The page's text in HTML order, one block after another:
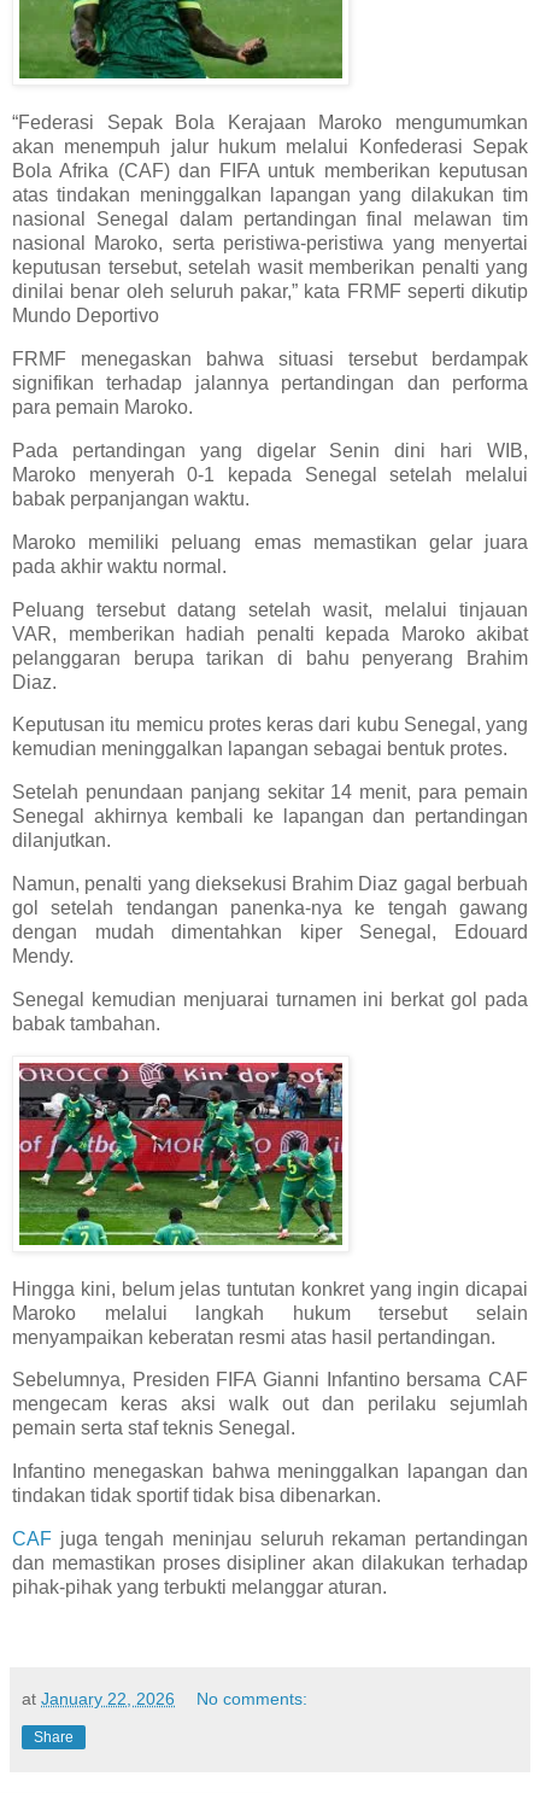
“Federasi Sepak Bola Kerajaan Maroko mengumumkan
akan menempuh jalur hukum melalui Konfederasi Sepak
Bola Afrika (CAF) dan FIFA untuk memberikan keputusan
atas tindakan meninggalkan lapangan yang dilakukan tim
nasional Senegal dalam pertandingan final melawan tim
nasional Maroko, serta peristiwa-peristiwa yang menyertai
keputusan tersebut, setelah wasit memberikan penalti yang
dinilai benar oleh seluruh pakar,” kata FRMF seperti dikutip
Mundo Deportivo
FRMF menegaskan bahwa situasi tersebut berdampak
signifikan terhadap jalannya pertandingan dan performa
para pemain Maroko.
Pada pertandingan yang digelar Senin dini hari WIB,
Maroko menyerah 0-1 kepada Senegal setelah melalui
babak perpanjangan waktu.
Maroko memiliki peluang emas memastikan gelar juara
pada akhir waktu normal.
Peluang tersebut datang setelah wasit, melalui tinjauan
VAR, memberikan hadiah penalti kepada Maroko akibat
pelanggaran berupa tarikan di bahu penyerang Brahim
Diaz.
Keputusan itu memicu protes keras dari kubu Senegal, yang
kemudian meninggalkan lapangan sebagai bentuk protes.
Setelah penundaan panjang sekitar 14 menit, para pemain
Senegal akhirnya kembali ke lapangan dan pertandingan
dilanjutkan.
Namun, penalti yang dieksekusi Brahim Diaz gagal berbuah
gol setelah tendangan panenka-nya ke tengah gawang
dengan mudah dimentahkan kiper Senegal, Edouard
Mendy.
Senegal kemudian menjuarai turnamen ini berkat gol pada
babak tambahan.
Hingga kini, belum jelas tuntutan konkret yang ingin dicapai
Maroko melalui langkah hukum tersebut selain
menyampaikan keberatan resmi atas hasil pertandingan.
Sebelumnya, Presiden FIFA Gianni Infantino bersama CAF
mengecam keras aksi walk out dan perilaku sejumlah
pemain serta staf teknis Senegal.
Infantino menegaskan bahwa meninggalkan lapangan dan
tindakan tidak sportif tidak bisa dibenarkan.
CAF juga tengah meninjau seluruh rekaman pertandingan
dan memastikan proses disipliner akan dilakukan terhadap
pihak-pihak yang terbukti melanggar aturan.
at January 22, 2026 No comments:
Share